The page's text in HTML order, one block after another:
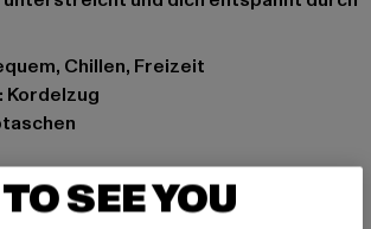
Chillen, Freizeit
Kordelzug
SEE YOU